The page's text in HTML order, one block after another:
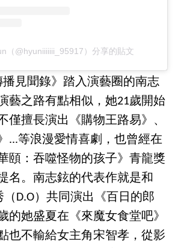
（@hyuniiiiiii_95917）分享的貼文
播見聞錄》踏入演藝圈的南志
藝之路有點相似，她21歲開始
僅擅長演出《購物王路易》、
...等浪漫愛情喜劇，也曾經在
頤：吞噬怪物的孩子》青龍獎
名。南志鉉的代表作就是和
（D.O）共同演出《百日的郎
的她盛夏在《來魔女食堂吧》
也不輸給女主角宋智孝，從影